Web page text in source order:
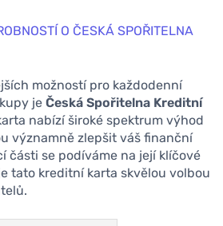
O ČESKÁ SPOŘITELNA
možností pro každodenní
je Česká Spořitelna Kreditní
nabízí široké spektrum výhod
významně zlepšit váš finanční
části se podíváme na její klíčové
tato kreditní karta skvělou volbou